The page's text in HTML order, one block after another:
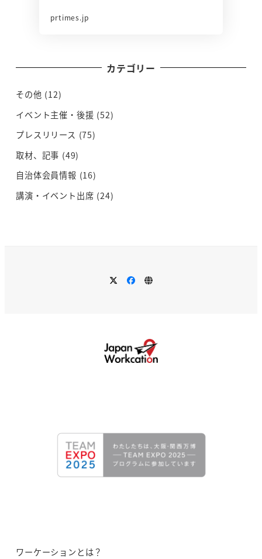
prtimes.jp
カテゴリー
その他 (12)
イベント主催・後援 (52)
プレスリリース (75)
取材、記事 (49)
自治体会員情報 (16)
講演・イベント出席 (24)
ワーケーションとは？